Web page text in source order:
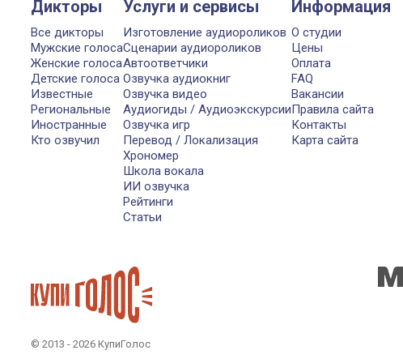
Дикторы
Все дикторы
Мужские голоса
Женские голоса
Детские голоса
Известные
Региональные
Иностранные
Кто озвучил
Услуги и сервисы
Изготовление аудиороликов
Сценарии аудиороликов
Автоответчики
Озвучка аудиокниг
Озвучка видео
Аудиогиды / Аудиоэкскурсии
Озвучка игр
Перевод / Локализация
Хрономер
Школа вокала
ИИ озвучка
Рейтинги
Статьи
Информация
О студии
Цены
Оплата
FAQ
Вакансии
Правила сайта
Контакты
Карта сайта
© 2013 - 2026 КупиГолос